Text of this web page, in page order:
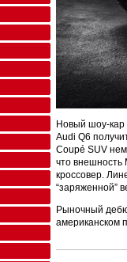
Новый шоу-кар
Audi Q6
Coupé SUV
что внешность
кроссовер.
“заряженной”
Рыночный
американском